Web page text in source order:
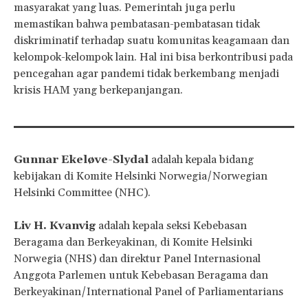
masyarakat yang luas. Pemerintah juga perlu
memastikan bahwa pembatasan-pembatasan tidak
diskriminatif terhadap suatu komunitas keagamaan dan
kelompok-kelompok lain. Hal ini bisa berkontribusi pada
pencegahan agar pandemi tidak berkembang menjadi
krisis HAM yang berkepanjangan.
Gunnar Ekeløve-Slydal adalah kepala bidang
kebijakan di Komite Helsinki Norwegia/Norwegian
Helsinki Committee (NHC).
Liv H. Kvanvig adalah kepala seksi Kebebasan
Beragama dan Berkeyakinan, di Komite Helsinki
Norwegia (NHS) dan direktur Panel Internasional
Anggota Parlemen untuk Kebebasan Beragama dan
Berkeyakinan/International Panel of Parliamentarians